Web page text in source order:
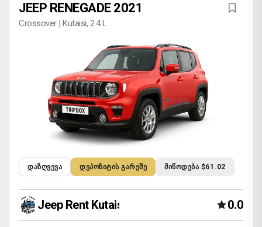
JEEP RENEGADE 2021
Crossover | Kutaisi, 2.4 L
ᲓᲐᲖᲦᲕᲔᲕᲐ ᲓᲔᲞᲝᲖᲘᲢᲘᲡ ᲒᲐᲠᲔᲨᲔ ᲛᲘᲬᲝᲓᲔᲑᲐ $61.02
Jeep Rent Kutaisi 0.0